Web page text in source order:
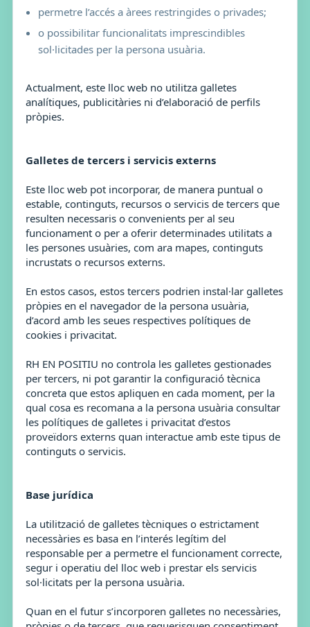
permetre l’accés a àrees restringides o privades;
o possibilitar funcionalitats imprescindibles
sol·licitades per la persona usuària.
Actualment, este lloc web no utilitza galletes
analítiques, publicitàries ni d’elaboració de perfils
pròpies.
Galletes de tercers i servicis externs
Este lloc web pot incorporar, de manera puntual o
estable, continguts, recursos o servicis de tercers que
resulten necessaris o convenients per al seu
funcionament o per a oferir determinades utilitats a
les persones usuàries, com ara mapes, continguts
incrustats o recursos externs.
En estos casos, estos tercers podrien instal·lar galletes
pròpies en el navegador de la persona usuària,
d’acord amb les seues respectives polítiques de
cookies i privacitat.
RH EN POSITIU no controla les galletes gestionades
per tercers, ni pot garantir la configuració tècnica
concreta que estos apliquen en cada moment, per la
qual cosa es recomana a la persona usuària consultar
les polítiques de galletes i privacitat d’estos
proveïdors externs quan interactue amb este tipus de
continguts o servicis.
Base jurídica
La utilització de galletes tècniques o estrictament
necessàries es basa en l’interés legítim del
responsable per a permetre el funcionament correcte,
segur i operatiu del lloc web i prestar els servicis
sol·licitats per la persona usuària.
Quan en el futur s’incorporen galletes no necessàries,